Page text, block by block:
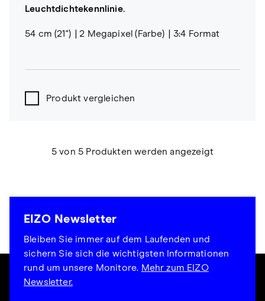
Leuchtdichtekennlinie.
54 cm (21") 2 Megapixel (Farbe) 3:4 Format
Produkt vergleichen
5 von 5 Produkten werden angezeigt
EIZO Newsletter
Bleiben Sie immer auf dem Laufenden und
sichern Sie sich die wichtigsten Informationen
rund um unsere Monitore. Mehr zum EIZO
Newsletter.